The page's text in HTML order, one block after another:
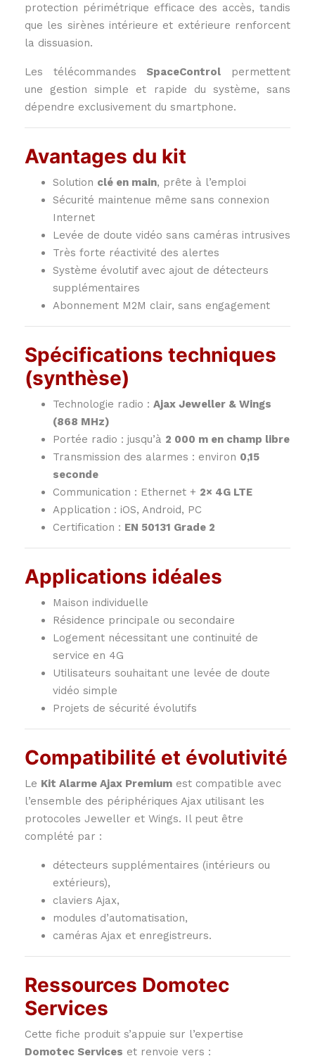
protection périmétrique efficace des accès, tandis
que les sirènes intérieure et extérieure renforcent
la dissuasion.
Les télécommandes SpaceControl permettent
une gestion simple et rapide du système, sans
dépendre exclusivement du smartphone.
Avantages du kit
Solution clé en main, prête à l’emploi
Sécurité maintenue même sans connexion
Internet
Levée de doute vidéo sans caméras intrusives
Très forte réactivité des alertes
Système évolutif avec ajout de détecteurs
supplémentaires
Abonnement M2M clair, sans engagement
Spécifications techniques
(synthèse)
Technologie radio : Ajax Jeweller & Wings
(868 MHz)
Portée radio : jusqu’à 2 000 m en champ libre
Transmission des alarmes : environ 0,15
seconde
Communication : Ethernet + 2× 4G LTE
Application : iOS, Android, PC
Certification : EN 50131 Grade 2
Applications idéales
Maison individuelle
Résidence principale ou secondaire
Logement nécessitant une continuité de
service en 4G
Utilisateurs souhaitant une levée de doute
vidéo simple
Projets de sécurité évolutifs
Compatibilité et évolutivité
Le Kit Alarme Ajax Premium est compatible avec
l’ensemble des périphériques Ajax utilisant les
protocoles Jeweller et Wings. Il peut être
complété par :
détecteurs supplémentaires (intérieurs ou
extérieurs),
claviers Ajax,
modules d’automatisation,
caméras Ajax et enregistreurs.
Ressources Domotec
Services
Cette fiche produit s’appuie sur l’expertise
Domotec Services et renvoie vers :